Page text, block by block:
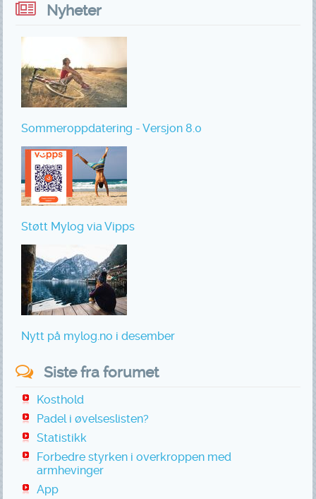
Nyheter
Sommeroppdatering - Versjon 8.0
Støtt Mylog via Vipps
Nytt på mylog.no i desember
Siste fra forumet
Kosthold
Padel i øvelseslisten?
Statistikk
Forbedre styrken i overkroppen med
armhevinger
App